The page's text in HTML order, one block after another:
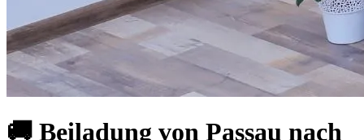
🚚 Beiladung von Passau nach